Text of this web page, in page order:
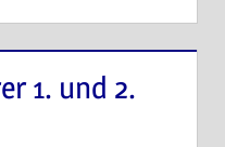
1. und 2.